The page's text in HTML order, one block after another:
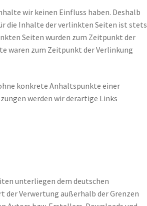
wir keinen Einfluss haben. Deshalb
die Inhalte der verlinkten Seiten ist stets
Seiten wurden zum Zeitpunkt der
waren zum Zeitpunkt der Verlinkung
konkrete Anhaltspunkte einer
werden wir derartige Links
unterliegen dem deutschen
der Verwertung außerhalb der Grenzen